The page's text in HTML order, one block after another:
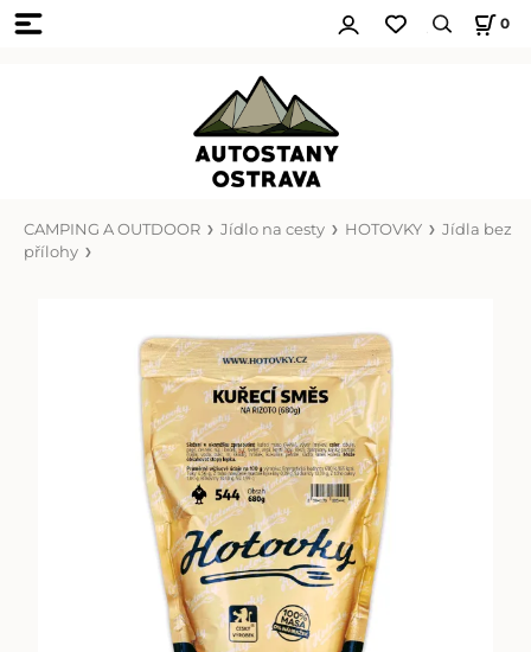
0
CAMPING A OUTDOOR Jídlo na cesty HOTOVKY
Jídla bez
přílohy